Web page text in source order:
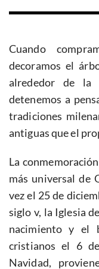
Cuando
decoramos el
alrededor de la
detenemos a
tradiciones
antiguas que el
La
más universal de
vez el 25 de
siglo v, la Iglesia
nacimiento y el
cristianos el 6
Navidad,